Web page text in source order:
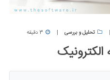
تحلیل و بررسی 3 دقیقه
الکترونیک